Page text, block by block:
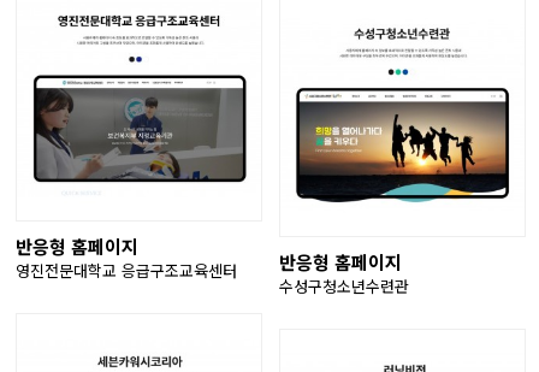
반응형 홈페이지
영진전문대학교 응급구조교육센터 반응형 홈페이지
수성구청소년수련관